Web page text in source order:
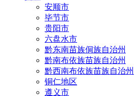
安顺市
毕节市
贵阳市
六盘水市
黔东南苗族侗族自治州
黔南布依族苗族自治州
黔西南布依族苗族自治州
铜仁地区
遵义市